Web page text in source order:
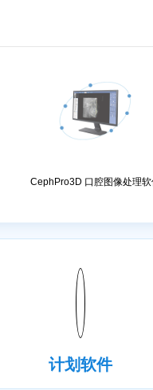
CephPro3D 口腔图像处理软
计划软件